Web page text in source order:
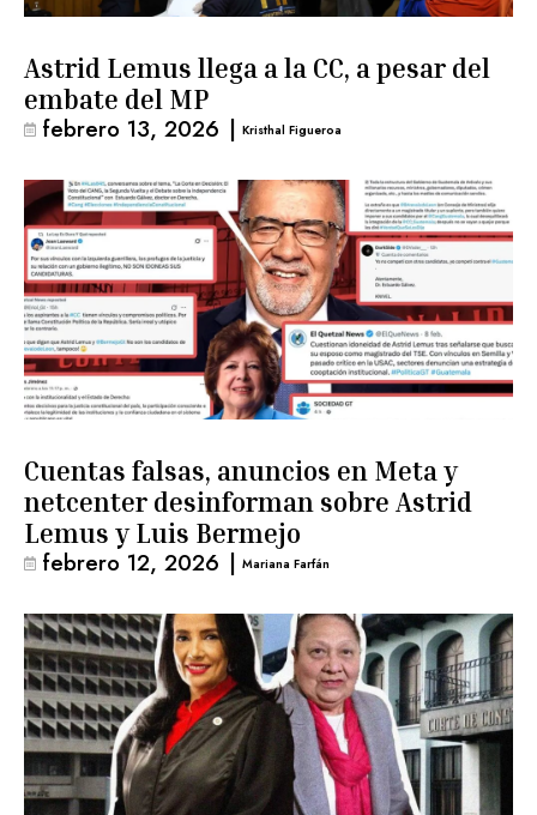
Astrid Lemus llega a la CC, a pesar del
embate del MP
febrero 13, 2026 | Kristhal Figueroa
Cuentas falsas, anuncios en Meta y
netcenter desinforman sobre Astrid
Lemus y Luis Bermejo
febrero 12, 2026 | Mariana Farfán